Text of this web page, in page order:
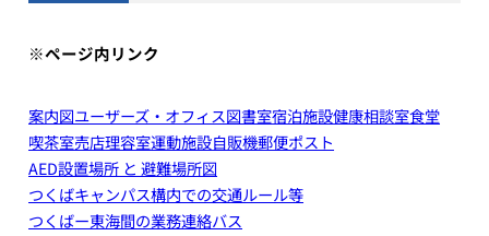
※ページ内リンク
案内図ユーザーズ・オフィス図書室宿泊施設健康相談室食堂
喫茶室売店理容室運動施設自販機郵便ポスト
AED設置場所 と 避難場所図
つくばキャンパス構内での交通ルール等
つくばー東海間の業務連絡バス